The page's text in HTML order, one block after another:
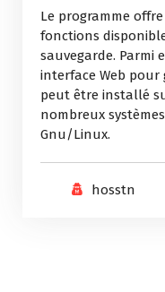
Le programme
fonctions
sauvegarde. Parmi
interface Web pour
peut être installé
nombreux
Gnu/Linux.
hosstn